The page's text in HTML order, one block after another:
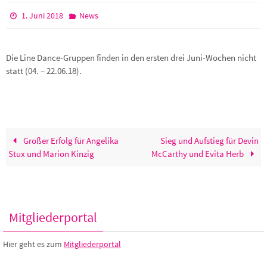
1. Juni 2018 News
Die Line Dance-Gruppen finden in den ersten drei Juni-Wochen nicht
statt (04. – 22.06.18).
Großer Erfolg für Angelika
Stux und Marion Kinzig
Sieg und Aufstieg für Devin
McCarthy und Evita Herb
Mitgliederportal
Hier geht es zum Mitgliederportal